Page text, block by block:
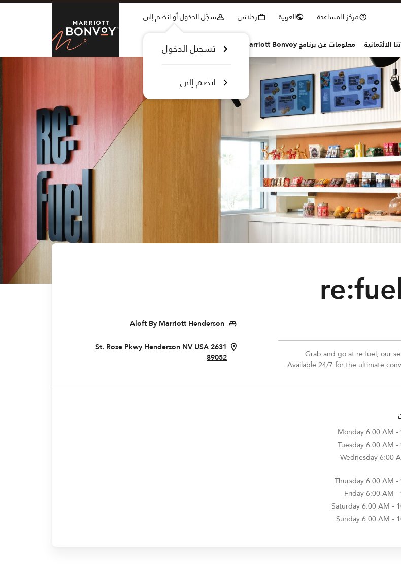
Skip to Content
Bonvoy
مركز المساعدة العربية رحلاتي سجّل الدخول أو انضم إلى
تسجيل الدخول
انضم إلى
الائتمانية معلومات عن برنامج Marriott Bonvoy
Grab and go at re:fuel, our
Available 24/7 for the ultimate
Aloft By Marriott Henderson
Opens In New Window
2631 St. Rose Pkwy
HendersonNVUSA
89052
Opens In New Window
Monday6:00 AM
Tuesday6:00 AM
Wednesday6:00
Thursday6:00 AM
Friday6:00 AM
Saturday6:00 AM -
Sunday6:00 AM -